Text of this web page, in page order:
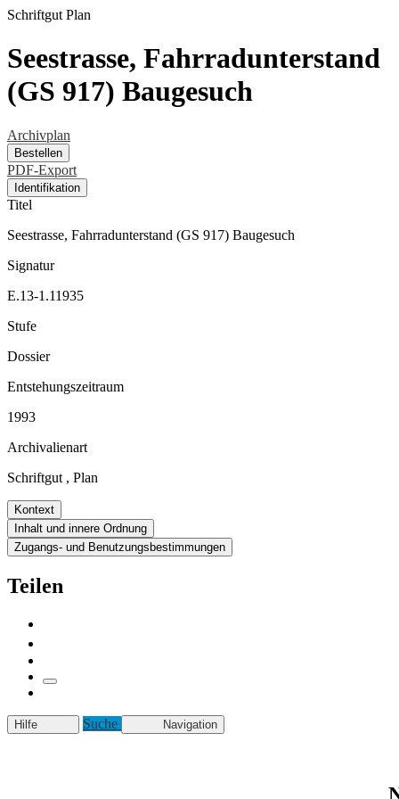
Schriftgut Plan
Seestrasse, Fahrradunterstand
(GS 917) Baugesuch
Archivplan
Bestellen
PDF-Export
Identifikation
Titel
Seestrasse, Fahrradunterstand (GS 917) Baugesuch
Signatur
E.13-1.11935
Stufe
Dossier
Entstehungszeitraum
1993
Archivalienart
Schriftgut , Plan
Kontext
Inhalt und innere Ordnung
Zugangs- und Benutzungsbestimmungen
Teilen
Hilfe Suche Navigation